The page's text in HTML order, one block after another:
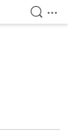
検索を
メ